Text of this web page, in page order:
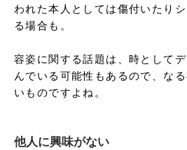
われた本人としては傷付いたり
る場合も。
容姿に関する話題は、時として
んでいる可能性もあるので、な
いものですよね。
他人に興味がない